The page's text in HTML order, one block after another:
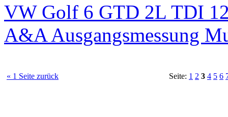
VW Golf 6 GTD 2L TDI
A&A Ausgangsmessung
« 1 Seite zurück Seite: 1 2 3 4 5 6